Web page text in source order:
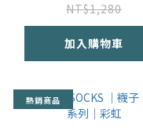
NT$1,280
加入購物車
熱銷商品